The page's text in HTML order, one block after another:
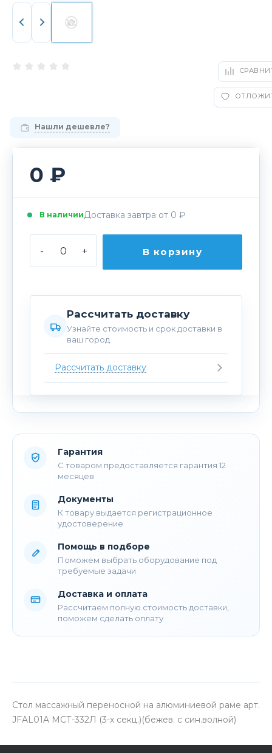
Нашли дешевле?
0 ₽
В наличииДоставка завтра от 0 ₽
- + В корзину
Рассчитать доставку
Узнайте стоимость и срок доставки в
ваш город
Рассчитать доставку
Гарантия
С товаром предоставляется гарантия 12
месяцев
Документы
К товару выдается регистрационное
удостоверение
Помощь в подборе
Поможем выбрать оборудование под
требуемые задачи
Доставка и оплата
Рассчитаем полную стоимость доставки,
поможем сделать оплату
Стол массажный переносной на алюминиевой раме арт.
JFAL01A МСТ-332Л (3-х секц.)(бежев. с син.волной)